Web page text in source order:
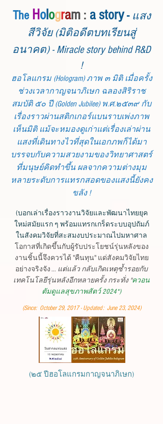
The Hologram: a story- แสง
สีวิจัย (มิติอดีตบทเรียนสู่
อนาคต) - Miracle story behind R&D
!
ฮอโลแกรม (Hologram) ภาพ ๓ มิติ เมื่อครั้ง
ช่วงเวลากาญจนาภิเษก ฉลองสิริราช
สมบัติ ๕๐ ปี (Golden Jubilee) พ.ศ.๒๕๓๙ กับ
เรื่องราวผ่านสติกเกอร์แบนราบเพ่งภาพ
เห็นมิติ แม้จะหมองดูเก่าแต่เรื่องเล่าผ่าน
แสงที่เดินทางไวที่สุดในเอกภพก็ได้มา
บรรจบกับความสวยงามของวิทยาศาสตร์
ที่มนุษย์คิดทำขึ้น ผลจากความต่างมุม
หลายระดับการแทรกสอดของแสงนี้ยังคง
ขลัง !
(บอกเล่าเรื่องราวงานวิจัยและพัฒนาไทยยุค
ใหม่สมัยแรก ๆ พร้อมแทรกเกร็ดระบบอุปถัมภ์
ในสังคมวิจัยที่สะสมงบประมาณไปมหาศาล
โอกาสที่เกิดขึ้นกับผู้รับประโยชน์รุ่นหลังของ
งานชิ้นนี้จึงควรได้ "คืนทุน" แด่สังคมวิจัยไทย
อย่างจริงจัง ... แต่แล้ว กลับเกิดเหตุซ้ำรอยกับ
เทคโนโลยีรุ่นหลังอีกหลายครั้ง กระทั่ง "ควอน
ตัมดูแลสุขภาพสัตว์ 2024*)
(Since: October 29, 2017 - Updated: June 23, 2024)
(๒๕ ปีฮอโลแกรมกาญจนาภิเษก)